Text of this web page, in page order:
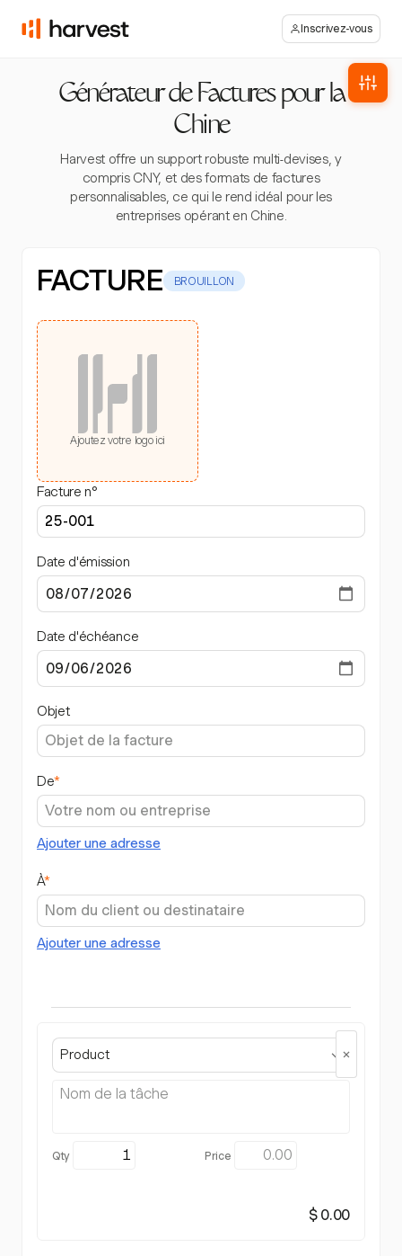
Inscrivez-vous
Générateur de Factures pour la
Chine
Harvest offre un support robuste multi-devises, y
compris CNY, et des formats de factures
personnalisables, ce qui le rend idéal pour les
entreprises opérant en Chine.
FACTURE BROUILLON
Ajoutez votre logo ici
Facture n°
Date d'émission
Date d'échéance
Objet
De*
Ajouter une adresse
À*
Ajouter une adresse
Product
$ 0.00